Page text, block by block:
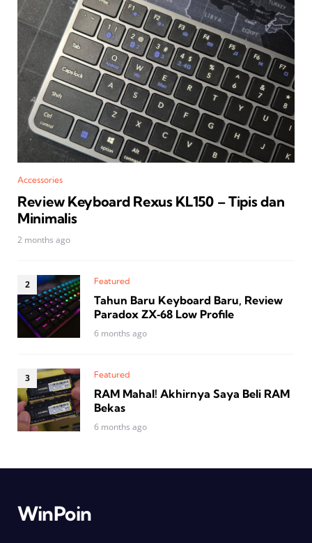
Accessories
Review Keyboard Rexus KL150 – Tipis dan
Minimalis
2 months ago
Featured
Tahun Baru Keyboard Baru, Review
Paradox ZX‑68 Low Profile
6 months ago
Featured
RAM Mahal! Akhirnya Saya Beli RAM
Bekas
6 months ago
WinPoin